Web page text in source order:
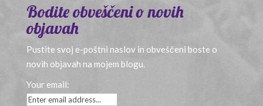
Bodite obveščeni o novih
objavah
Pustite svoj e-poštni naslov in obveščeni boste o
novih objavah na mojem blogu.
Your email: